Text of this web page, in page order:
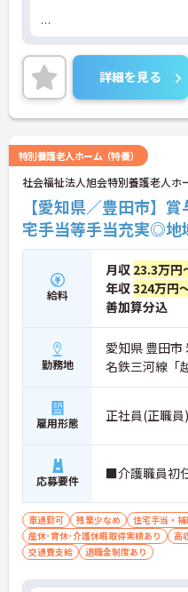
ご興味をお持ちの方には詳細
トをお伝えしますのでお気軽
いませ。
詳細を見る
特別養護老人ホーム（特養）
社会福祉法人旭会特別養護老人ホ
【愛知県／豊田市】
宅手当等手当充実◎地
給料
月収 23.3万円
年収324万円
善加算分込
勤務地
愛知県 豊田
名鉄三河線「
雇用形態 正社員(正職員)
応募要件 ■介護職員初
車通勤可 残業少なめ 住宅手当・
産休･育休･介護休暇取得実績あり
高
交通費支給
退職金制度あり